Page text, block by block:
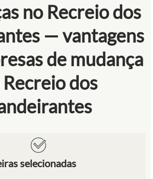
no Recreio dos
— vantagens
de mudança
dos
selecionadas